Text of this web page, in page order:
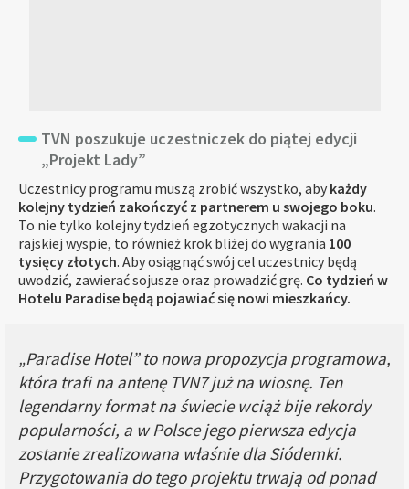
TVN poszukuje uczestniczek do piątej edycji
„Projekt Lady”
Uczestnicy programu muszą zrobić wszystko, aby każdy
kolejny tydzień zakończyć z partnerem u swojego boku.
To nie tylko kolejny tydzień egzotycznych wakacji na
rajskiej wyspie, to również krok bliżej do wygrania 100
tysięcy złotych. Aby osiągnąć swój cel uczestnicy będą
uwodzić, zawierać sojusze oraz prowadzić grę. Co tydzień w
Hotelu Paradise będą pojawiać się nowi mieszkańcy.
„Paradise Hotel” to nowa propozycja programowa,
która trafi na antenę TVN7 już na wiosnę. Ten
legendarny format na świecie wciąż bije rekordy
popularności, a w Polsce jego pierwsza edycja
zostanie zrealizowana właśnie dla Siódemki.
Przygotowania do tego projektu trwają od ponad